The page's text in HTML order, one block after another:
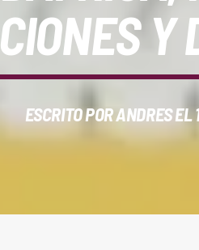
Y
ESCRITO PORANDRESEL